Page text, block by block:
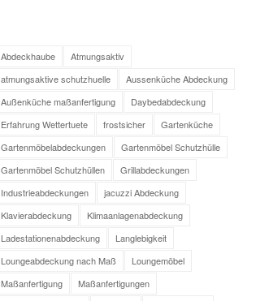
Abdeckhaube
Atmungsaktiv
atmungsaktive schutzhuelle
Aussenküche Abdeckung
Außenküche maßanfertigung
Daybedabdeckung
Erfahrung Wettertuete
frostsicher
Gartenküche
Gartenmöbelabdeckungen
Gartenmöbel Schutzhülle
Gartenmöbel Schutzhüllen
Grillabdeckungen
Industrieabdeckungen
jacuzzi Abdeckung
Klavierabdeckung
Klimaanlagenabdeckung
Ladestationenabdeckung
Langlebigkeit
Loungeabdeckung nach Maß
Loungemöbel
Maßanfertigung
Maßanfertigungen